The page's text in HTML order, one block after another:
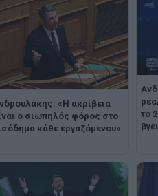
«Η ακρίβεια
ο σιωπηλός φόρος στο
κάθε εργαζόμενου»
το